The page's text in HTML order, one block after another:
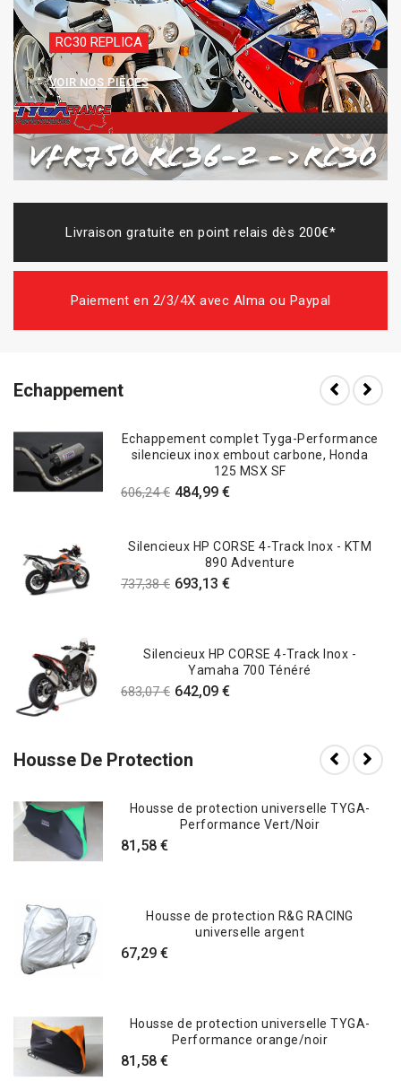
RC30 REPLICA
VOIR NOS PIÈCES
Livraison gratuite en point relais dès 200€*
Paiement en 2/3/4X avec Alma ou Paypal
Echappement
Echappement complet Tyga-Performance
silencieux inox embout carbone, Honda
125 MSX SF
606,24 € 484,99 €
Silencieux HP CORSE 4-Track Inox - KTM
890 Adventure
737,38 € 693,13 €
Silencieux HP CORSE 4-Track Inox -
Yamaha 700 Ténéré
683,07 € 642,09 €
Housse De Protection
Housse de protection universelle TYGA-
Performance Vert/Noir
81,58 €
Housse de protection R&G RACING
universelle argent
67,29 €
Housse de protection universelle TYGA-
Performance orange/noir
81,58 €